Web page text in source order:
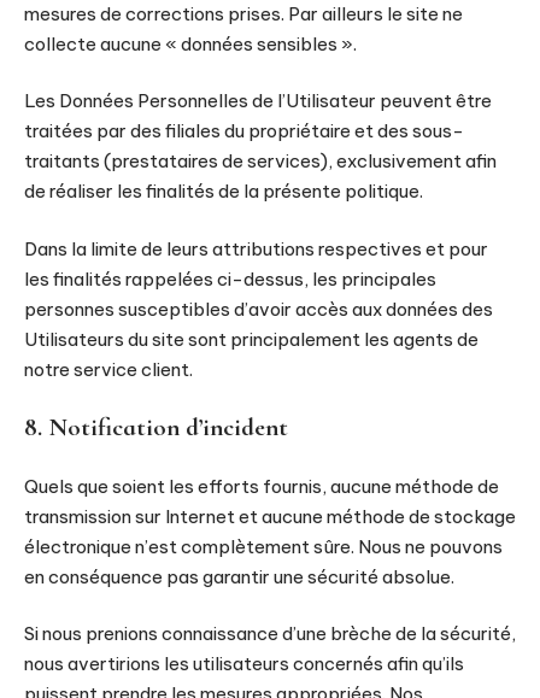
mesures de corrections prises. Par ailleurs le site ne
collecte aucune « données sensibles ».
Les Données Personnelles de l’Utilisateur peuvent être
traitées par des filiales du propriétaire et des sous-
traitants (prestataires de services), exclusivement afin
de réaliser les finalités de la présente politique.
Dans la limite de leurs attributions respectives et pour
les finalités rappelées ci-dessus, les principales
personnes susceptibles d’avoir accès aux données des
Utilisateurs du site sont principalement les agents de
notre service client.
8. Notification d’incident
Quels que soient les efforts fournis, aucune méthode de
transmission sur Internet et aucune méthode de stockage
électronique n’est complètement sûre. Nous ne pouvons
en conséquence pas garantir une sécurité absolue.
Si nous prenions connaissance d’une brèche de la sécurité,
nous avertirions les utilisateurs concernés afin qu’ils